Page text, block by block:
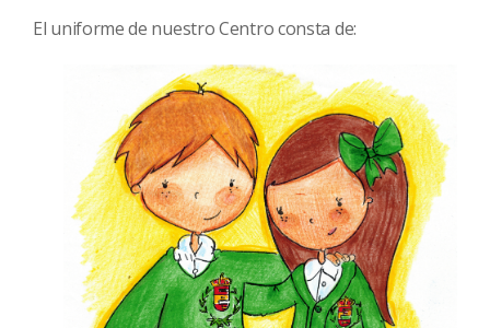
El uniforme de nuestro Centro consta de: